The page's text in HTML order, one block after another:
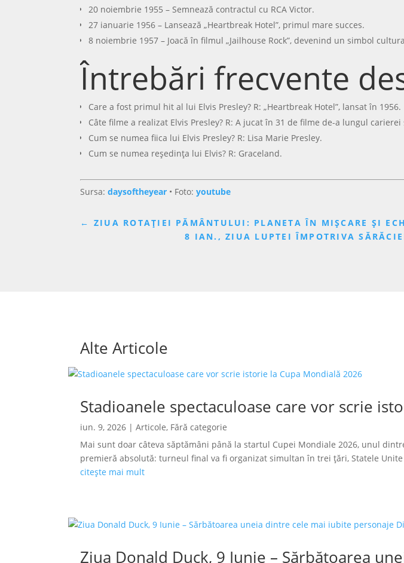
20 noiembrie 1955 – Semnează contractul cu RCA Victor.
27 ianuarie 1956 – Lansează „Heartbreak Hotel”, primul mare succes.
8 noiembrie 1957 – Joacă în filmul „Jailhouse Rock”, devenind un simbol
Întrebări frecvente
Care a fost primul hit al lui Elvis Presley? R: „Heartbreak Hotel”, lansat în 1956.
Câte filme a realizat Elvis Presley? R: A jucat în 31 de filme de-a lungul carierei
Cum se numea fiica lui Elvis Presley? R: Lisa Marie Presley.
Cum se numea reședința lui Elvis? R: Graceland.
Sursa:daysoftheyear • Foto:youtube
← ZIUA ROTAȚIEI PĂMÂNTULUI: PLANETA ÎN MIȘCARE ȘI
8 IAN., ZIUA LUPTEI ÎMPOTRIVA
Alte Articole
Stadioanele spectaculoase care vor scrie
iun. 9, 2026 |Articole, Fără categorie
Mai sunt doar câteva săptămâni până la startul Cupei Mondiale 2026, unul
premieră absolută: turneul final va fi organizat simultan în trei țări, Statele Unite
citește mai mult
Ziua Donald Duck, 9 Iunie – Sărbătoarea